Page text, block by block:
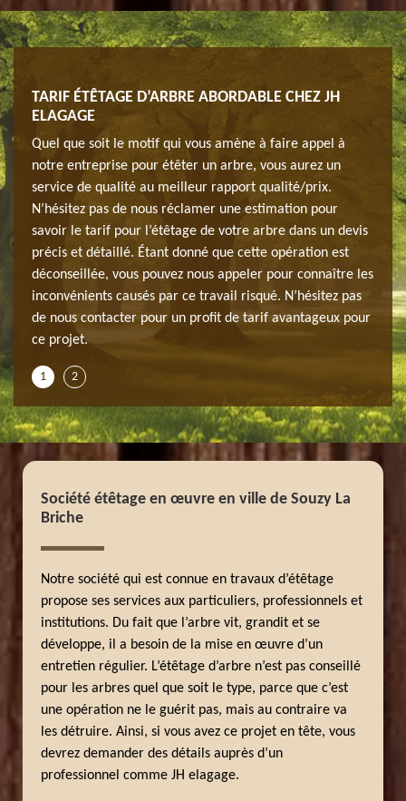
qui
TARIF ÉTÊTAGE D’ARBRE ABORDABLE CHEZ JH
ELAGAGE
Quel que soit le motif qui vous amène à faire appel à
notre entreprise pour étêter un arbre, vous aurez un
service de qualité au meilleur rapport qualité/prix.
N’hésitez pas de nous réclamer une estimation pour
savoir le tarif pour l’étêtage de votre arbre dans un devis
précis et détaillé. Étant donné que cette opération est
déconseillée, vous pouvez nous appeler pour connaître les
inconvénients causés par ce travail risqué. N’hésitez pas
de nous contacter pour un profit de tarif avantageux pour
ce projet.
se
1 2
Société étêtage en œuvre en ville de Souzy La
Briche
Notre société qui est connue en travaux d’étêtage
propose ses services aux particuliers, professionnels et
institutions. Du fait que l’arbre vit, grandit et se
développe, il a besoin de la mise en œuvre d’un
entretien régulier. L’étêtage d’arbre n’est pas conseillé
pour les arbres quel que soit le type, parce que c’est
une opération ne le guérit pas, mais au contraire va
les détruire. Ainsi, si vous avez ce projet en tête, vous
devrez demander des détails auprès d’un
professionnel comme JH elagage.